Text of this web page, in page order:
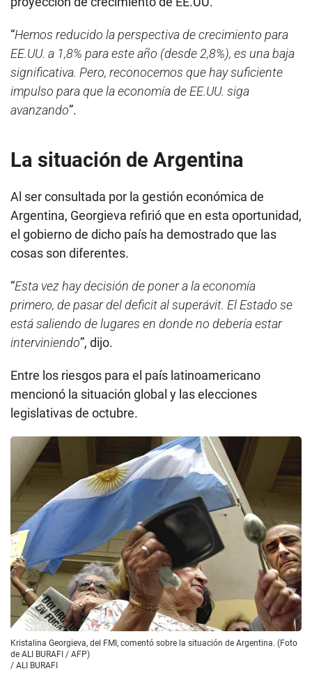
“Hemos reducido la perspectiva de crecimiento para
EE.UU. a 1,8% para este año (desde 2,8%), es una baja
significativa. Pero, reconocemos que hay suficiente
impulso para que la economía de EE.UU. siga
avanzando”.
La situación de Argentina
Al ser consultada por la gestión económica de
Argentina, Georgieva refirió que en esta oportunidad,
el gobierno de dicho país ha demostrado que las
cosas son diferentes.
“Esta vez hay decisión de poner a la economía
primero, de pasar del deficit al superávit. El Estado se
está saliendo de lugares en donde no debería estar
interviniendo”, dijo.
Entre los riesgos para el país latinoamericano
mencionó la situación global y las elecciones
legislativas de octubre.
Kristalina Georgieva, del FMI, comentó sobre la situación de Argentina. (Foto
de ALI BURAFI / AFP)
/ ALI BURAFI